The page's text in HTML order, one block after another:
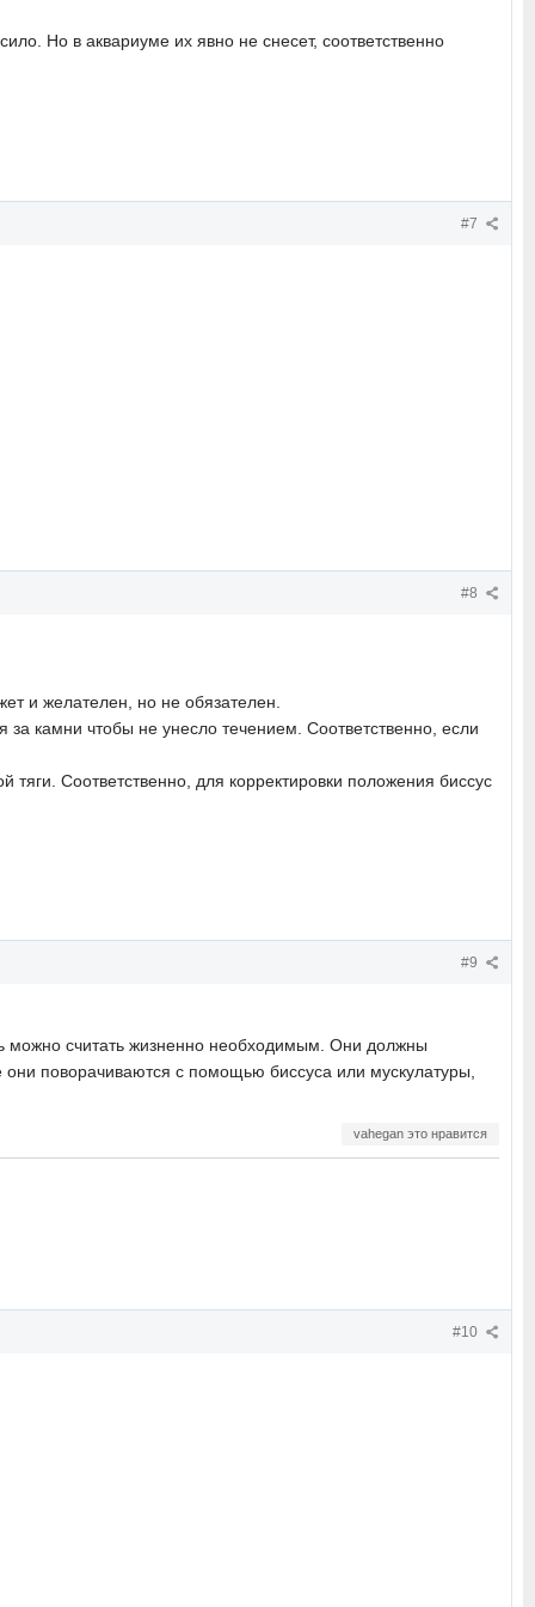
Но в аквариуме их явно не снесет, соответственно
#7
#8
и желателен, но не обязателен.
камни чтобы не унесло течением. Соответственно, если
Соответственно, для корректировки положения биссус
#9
можно считать жизненно необходимым. Они должны
поворачиваются с помощью биссуса или мускулатуры,
vahegan это нравится
#10